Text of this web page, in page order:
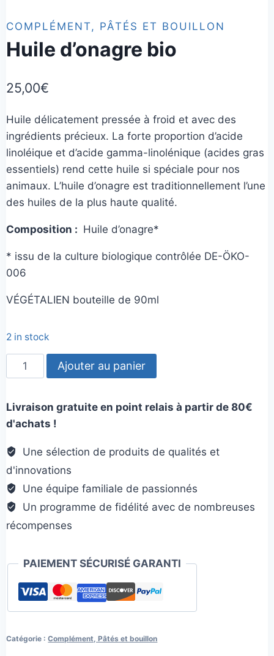
COMPLÉMENT, PÂTÉS ET BOUILLON
Huile d’onagre bio
25,00€
Huile délicatement pressée à froid et avec des
ingrédients précieux. La forte proportion d’acide
linoléique et d’acide gamma-linolénique (acides gras
essentiels) rend cette huile si spéciale pour nos
animaux. L’huile d’onagre est traditionnellement l’une
des huiles de la plus haute qualité.
Composition : Huile d’onagre*
* issu de la culture biologique contrôlée DE-ÖKO-
006
VÉGÉTALIEN bouteille de 90ml
2 in stock
quantité
de
d'onagre
bio
Ajouter au panier
Livraison gratuite en point relais à partir de 80€
d'achats !
Une sélection de produits de qualités et
d'innovations
Une équipe familiale de passionnés
Un programme de fidélité avec de nombreuses
récompenses
PAIEMENT SÉCURISÉ GARANTI
Catégorie :Complément, Pâtés et bouillon